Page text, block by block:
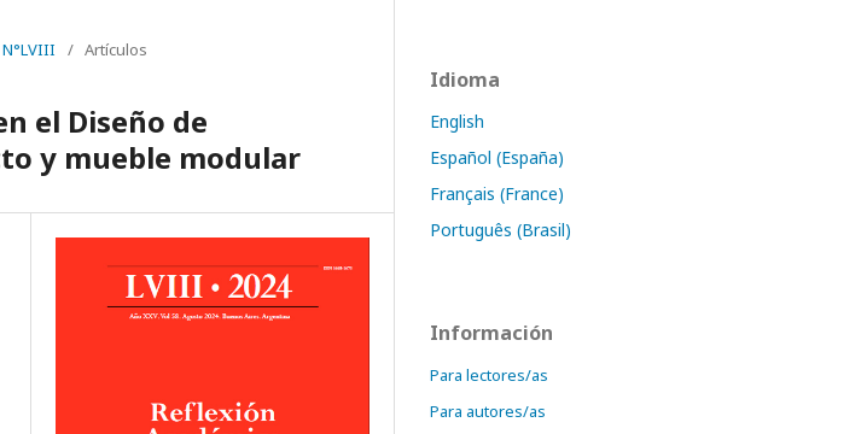
/ Artículos
el Diseño de
y mueble modular
Idioma
English
Español (España)
Français (France)
Português (Brasil)
Información
Para lectores/as
Para autores/as